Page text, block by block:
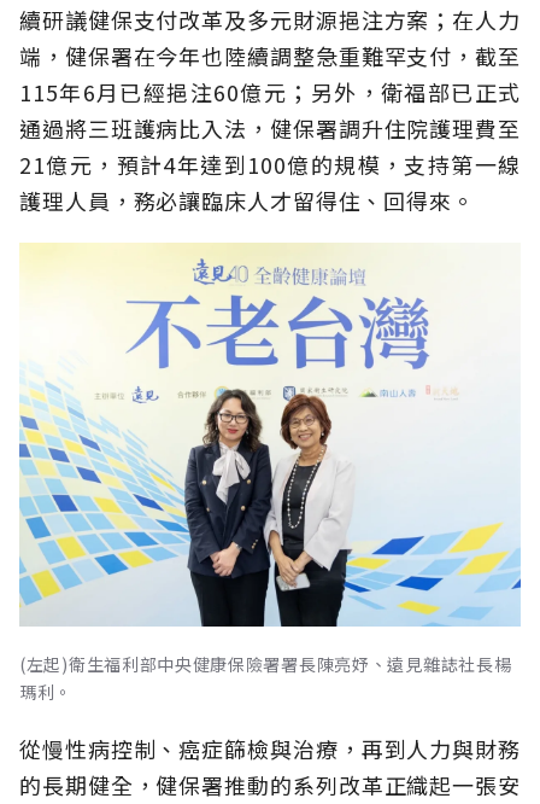
續研議健保支付改革及多元財源挹注方案；在人力
端，健保署在今年也陸續調整急重難罕支付，截至
115年6月已經挹注60億元；另外，衛福部已正式
通過將三班護病比入法，健保署調升住院護理費至
21億元，預計4年達到100億的規模，支持第一線
護理人員，務必讓臨床人才留得住、回得來。
(左起)衛生福利部中央健康保險署署長陳亮妤、遠見雜誌社長楊
瑪利。
從慢性病控制、癌症篩檢與治療，再到人力與財務
的長期健全，健保署推動的系列改革正織起一張安